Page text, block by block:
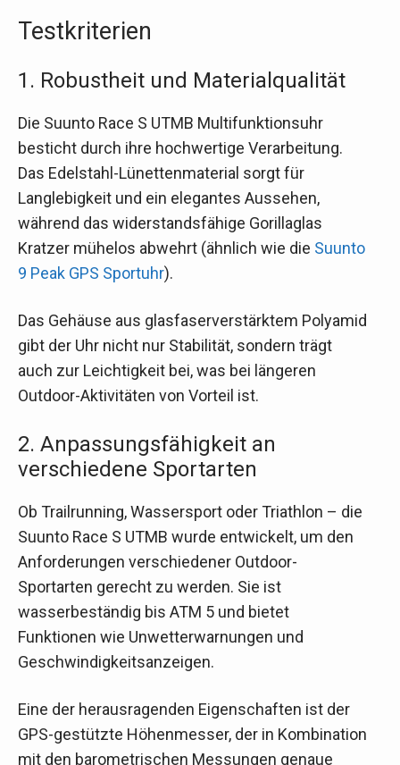
Testkriterien
1. Robustheit und Materialqualität
Die Suunto Race S UTMB Multifunktionsuhr
besticht durch ihre hochwertige Verarbeitung.
Das Edelstahl-Lünettenmaterial sorgt für
Langlebigkeit und ein elegantes Aussehen,
während das widerstandsfähige Gorillaglas
Kratzer mühelos abwehrt (ähnlich wie die Suunto
9 Peak GPS Sportuhr).
Das Gehäuse aus glasfaserverstärktem Polyamid
gibt der Uhr nicht nur Stabilität, sondern trägt
auch zur Leichtigkeit bei, was bei längeren
Outdoor-Aktivitäten von Vorteil ist.
2. Anpassungsfähigkeit an
verschiedene Sportarten
Ob Trailrunning, Wassersport oder Triathlon – die
Suunto Race S UTMB wurde entwickelt, um den
Anforderungen verschiedener Outdoor-
Sportarten gerecht zu werden. Sie ist
wasserbeständig bis ATM 5 und bietet
Funktionen wie Unwetterwarnungen und
Geschwindigkeitsanzeigen.
Eine der herausragenden Eigenschaften ist der
GPS-gestützte Höhenmesser, der in Kombination
mit den barometrischen Messungen genaue